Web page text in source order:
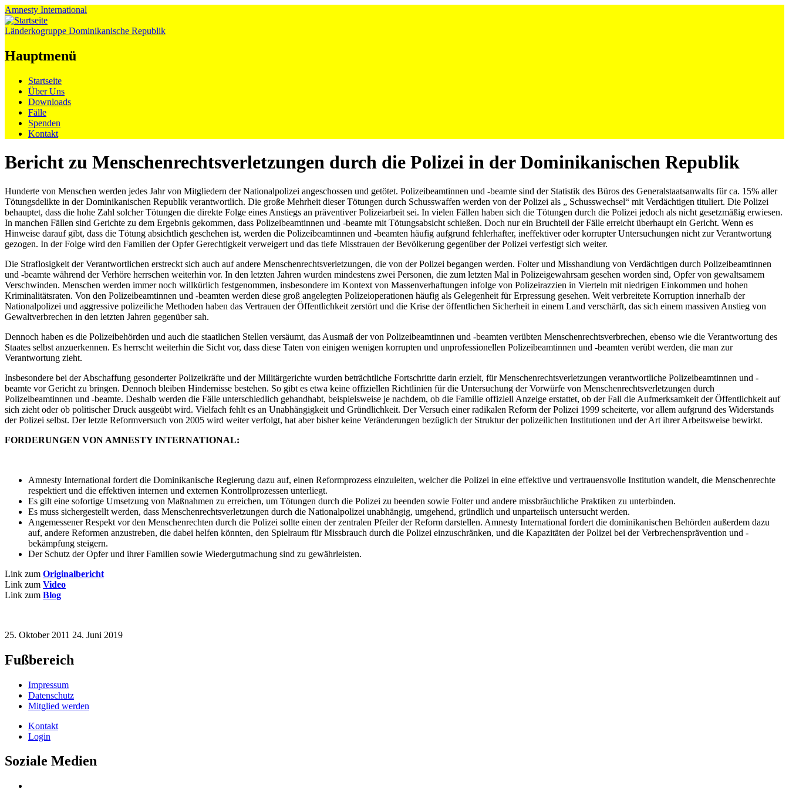
Amnesty International
Länderkogruppe Dominikanische Republik
Hauptmenü
Zum
Inhalt
springen
Startseite
Über Uns
Downloads
Fälle
Spenden
Kontakt
Bericht zu Menschenrechtsverletzungen durch die Polizei in der Dominikanischen Republik
Hunderte von Menschen werden jedes Jahr von Mitgliedern der Nationalpolizei angeschossen und getötet. Polizeibeamtinnen und -beamte sind der Statistik des Büros des Generalstaatsanwalts für ca. 15% aller
Tötungsdelikte in der Dominikanischen Republik verantwortlich. Die große Mehrheit dieser Tötungen durch Schusswaffen werden von der Polizei als „ Schusswechsel“ mit Verdächtigen tituliert. Die Polizei
behauptet, dass die hohe Zahl solcher Tötungen die direkte Folge eines Anstiegs an präventiver Polizeiarbeit sei. In vielen Fällen haben sich die Tötungen durch die Polizei jedoch als nicht gesetzmäßig erwiesen.
In manchen Fällen sind Gerichte zu dem Ergebnis gekommen, dass Polizeibeamtinnen und -beamte mit Tötungsabsicht schießen. Doch nur ein Bruchteil der Fälle erreicht überhaupt ein Gericht. Wenn es
Hinweise darauf gibt, dass die Tötung absichtlich geschehen ist, werden die Polizeibeamtinnen und -beamten häufig aufgrund fehlerhafter, ineffektiver oder korrupter Untersuchungen nicht zur Verantwortung
gezogen. In der Folge wird den Familien der Opfer Gerechtigkeit verweigert und das tiefe Misstrauen der Bevölkerung gegenüber der Polizei verfestigt sich weiter.
Die Straflosigkeit der Verantwortlichen erstreckt sich auch auf andere Menschenrechtsverletzungen, die von der Polizei begangen werden. Folter und Misshandlung von Verdächtigen durch Polizeibeamtinnen
und -beamte während der Verhöre herrschen weiterhin vor. In den letzten Jahren wurden mindestens zwei Personen, die zum letzten Mal in Polizeigewahrsam gesehen worden sind, Opfer von gewaltsamem
Verschwinden. Menschen werden immer noch willkürlich festgenommen, insbesondere im Kontext von Massenverhaftungen infolge von Polizeirazzien in Vierteln mit niedrigen Einkommen und hohen
Kriminalitätsraten. Von den Polizeibeamtinnen und -beamten werden diese groß angelegten Polizeioperationen häufig als Gelegenheit für Erpressung gesehen. Weit verbreitete Korruption innerhalb der
Nationalpolizei und aggressive polizeiliche Methoden haben das Vertrauen der Öffentlichkeit zerstört und die Krise der öffentlichen Sicherheit in einem Land verschärft, das sich einem massiven Anstieg von
Gewaltverbrechen in den letzten Jahren gegenüber sah.
Dennoch haben es die Polizeibehörden und auch die staatlichen Stellen versäumt, das Ausmaß der von Polizeibeamtinnen und -beamten verübten Menschenrechtsverbrechen, ebenso wie die Verantwortung des
Staates selbst anzuerkennen. Es herrscht weiterhin die Sicht vor, dass diese Taten von einigen wenigen korrupten und unprofessionellen Polizeibeamtinnen und -beamten verübt werden, die man zur
Verantwortung zieht.
Insbesondere bei der Abschaffung gesonderter Polizeikräfte und der Militärgerichte wurden beträchtliche Fortschritte darin erzielt, für Menschenrechtsverletzungen verantwortliche Polizeibeamtinnen und -
beamte vor Gericht zu bringen. Dennoch bleiben Hindernisse bestehen. So gibt es etwa keine offiziellen Richtlinien für die Untersuchung der Vorwürfe von Menschenrechtsverletzungen durch
Polizeibeamtinnen und -beamte. Deshalb werden die Fälle unterschiedlich gehandhabt, beispielsweise je nachdem, ob die Familie offiziell Anzeige erstattet, ob der Fall die Aufmerksamkeit der Öffentlichkeit auf
sich zieht oder ob politischer Druck ausgeübt wird. Vielfach fehlt es an Unabhängigkeit und Gründlichkeit. Der Versuch einer radikalen Reform der Polizei 1999 scheiterte, vor allem aufgrund des Widerstands
der Polizei selbst. Der letzte Reformversuch von 2005 wird weiter verfolgt, hat aber bisher keine Veränderungen bezüglich der Struktur der polizeilichen Institutionen und der Art ihrer Arbeitsweise bewirkt.
FORDERUNGEN VON AMNESTY INTERNATIONAL:
Amnesty International fordert die Dominikanische Regierung dazu auf, einen Reformprozess einzuleiten, welcher die Polizei in eine effektive und vertrauensvolle Institution wandelt, die Menschenrechte
respektiert und die effektiven internen und externen Kontrollprozessen unterliegt.
Es gilt eine sofortige Umsetzung von Maßnahmen zu erreichen, um Tötungen durch die Polizei zu beenden sowie Folter und andere missbräuchliche Praktiken zu unterbinden.
Es muss sichergestellt werden, dass Menschenrechtsverletzungen durch die Nationalpolizei unabhängig, umgehend, gründlich und unparteiisch untersucht werden.
Angemessener Respekt vor den Menschenrechten durch die Polizei sollte einen der zentralen Pfeiler der Reform darstellen. Amnesty International fordert die dominikanischen Behörden außerdem dazu
auf, andere Reformen anzustreben, die dabei helfen könnten, den Spielraum für Missbrauch durch die Polizei einzuschränken, und die Kapazitäten der Polizei bei der Verbrechensprävention und -
bekämpfung steigern.
Der Schutz der Opfer und ihrer Familien sowie Wiedergutmachung sind zu gewährleisten.
Link zum Originalbericht
Link zum Video
Link zum Blog
25. Oktober 2011 24. Juni 2019
Fußbereich
Impressum
Datenschutz
Mitglied werden
Kontakt
Login
Soziale Medien